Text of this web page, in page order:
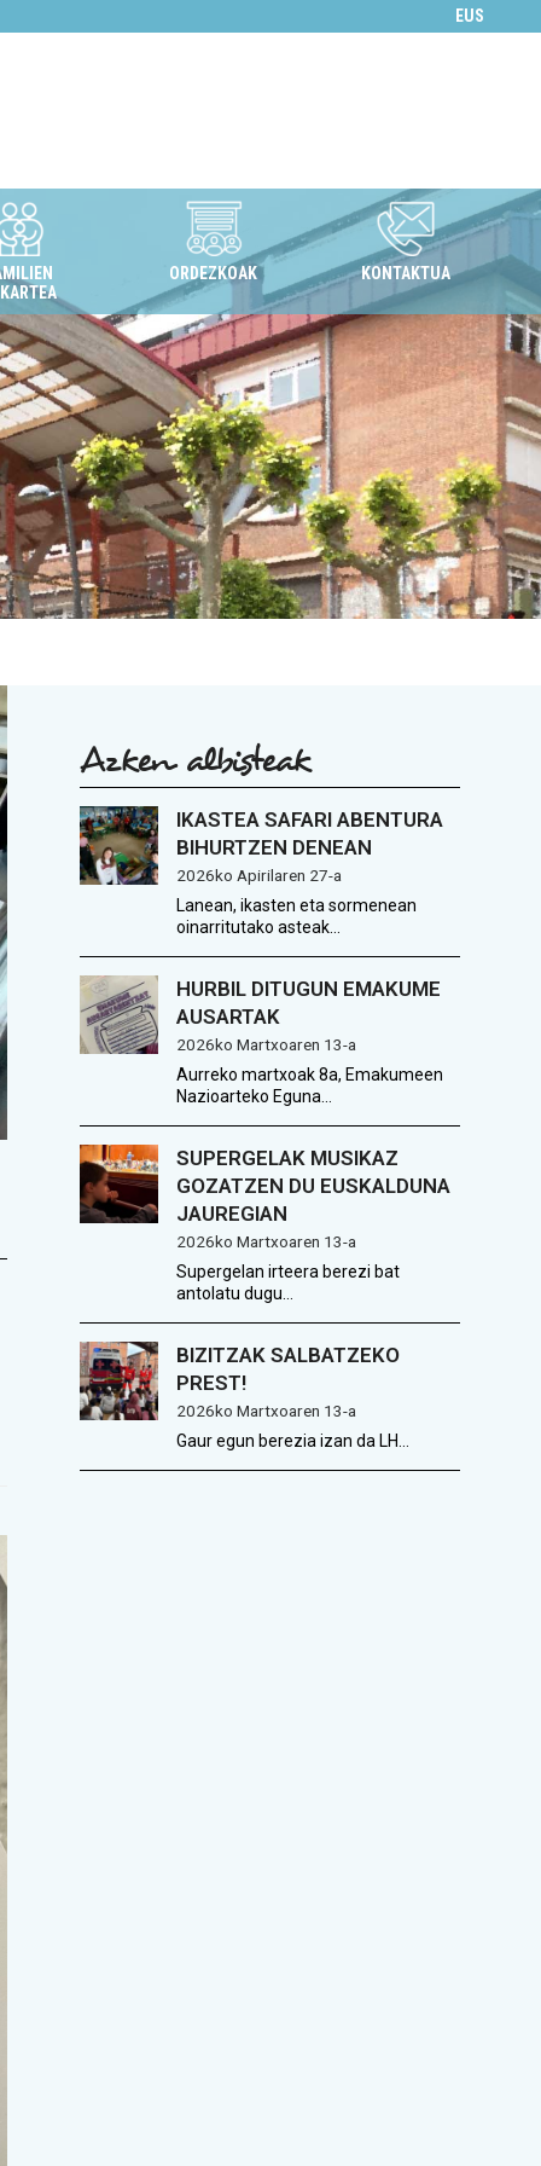
EUS
ORDEZKOAK KONTAKTUA
Azken albisteak
IKASTEA SAFARI ABENTURA
BIHURTZEN DENEAN
2026ko Apirilaren 27-a
Lanean, ikasten eta sormenean
oinarritutako asteak…
HURBIL DITUGUN EMAKUME
AUSARTAK
2026ko Martxoaren 13-a
Aurreko martxoak 8a, Emakumeen
Nazioarteko Eguna…
SUPERGELAK MUSIKAZ
GOZATZEN DU EUSKALDUNA
JAUREGIAN
2026ko Martxoaren 13-a
Supergelan irteera berezi bat
antolatu dugu…
BIZITZAK SALBATZEKO
PREST!
2026ko Martxoaren 13-a
Gaur egun berezia izan da LH…